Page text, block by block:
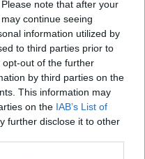
note that after your
continue seeing
information utilized by
to third parties prior to
out of the further
by third parties on the
This information may
on the IAB’s List of
further disclose it to other